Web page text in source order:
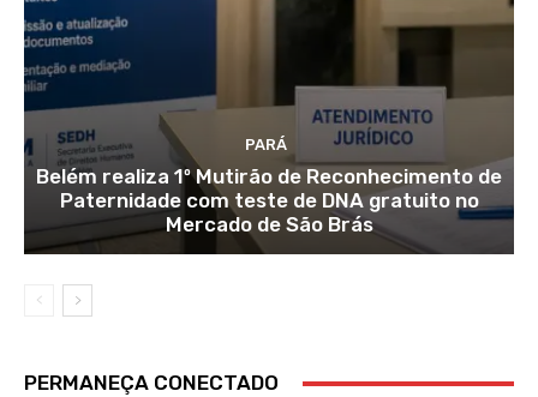
PARÁ
Belém realiza 1º Mutirão de Reconhecimento de
Paternidade com teste de DNA gratuito no
Mercado de São Brás
PERMANEÇA CONECTADO